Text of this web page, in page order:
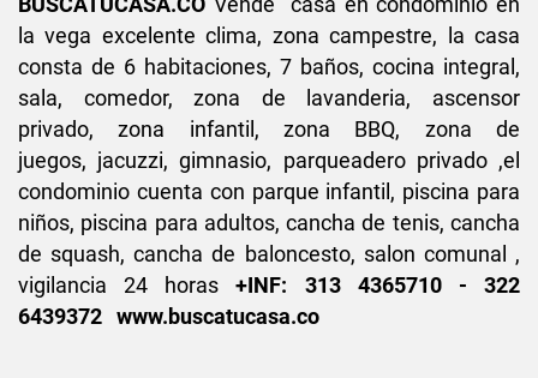
la vega excelente clima, zona campestre, la casa
consta de 6 habitaciones, 7 baños, cocina integral,
sala, comedor, zona de lavanderia, ascensor
privado, zona infantil, zona BBQ, zona de
juegos, jacuzzi, gimnasio, parqueadero privado ,el
condominio cuenta con parque infantil, piscina para
niños, piscina para adultos, cancha de tenis, cancha
de squash, cancha de baloncesto, salon comunal ,
vigilancia 24 horas +INF: 313 4365710 - 322
6439372 www.buscatucasa.co